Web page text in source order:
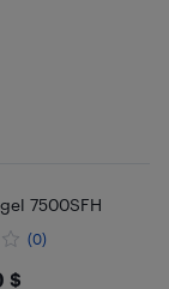
7500SFH
(0)
$